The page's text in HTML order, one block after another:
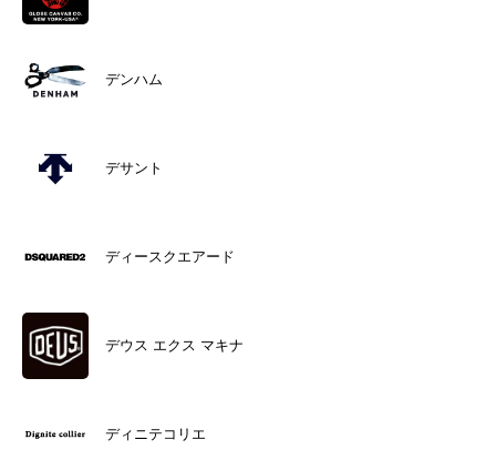
デンハム
デサント
ディースクエアード
デウス エクス マキナ
ディニテコリエ